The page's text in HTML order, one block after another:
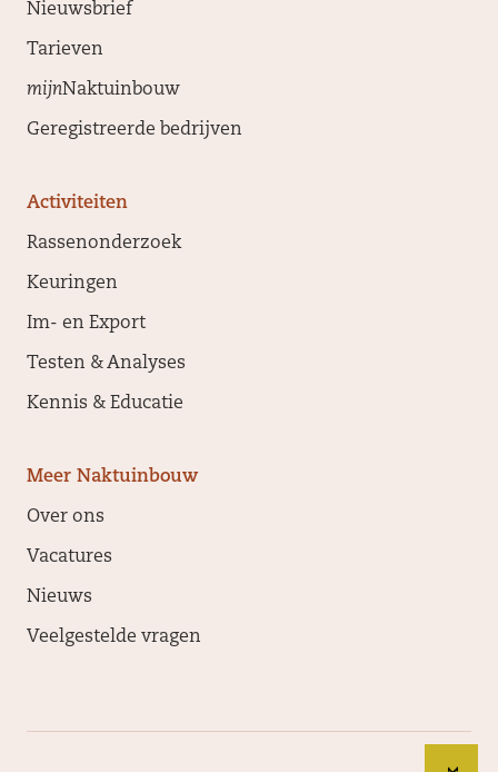
Nieuwsbrief
Tarieven
mijnNaktuinbouw
Geregistreerde bedrijven
Activiteiten
Rassenonderzoek
Keuringen
Im- en Export
Testen & Analyses
Kennis & Educatie
Meer Naktuinbouw
Over ons
Vacatures
Nieuws
Veelgestelde vragen